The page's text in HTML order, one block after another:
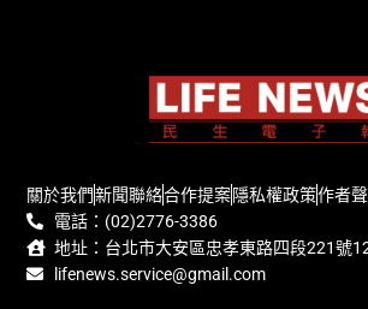
關於我們新聞聯絡合作提案隱私權政策作者
電話：(02)2776-3386
地址：台北市大安區忠孝東路四段221號
lifenews.service@gmail.com